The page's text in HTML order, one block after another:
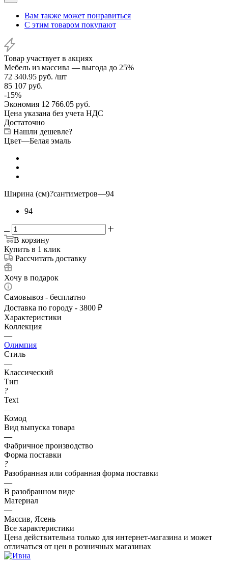
Вам также может понравиться
С этим товаром покупают
Товар участвует в акциях
Мебель из массива — выгода до 25%
72 340.95 руб. /шт
85 107 руб.
-15%
Экономия 12 766.05 руб.
Цена указана без учета НДС
Достаточно
Нашли дешевле?
Цвет—Белая эмаль
Ширина (см)?сантиметров—94
94
В корзину
Купить в 1 клик
Рассчитать доставку
Хочу в подарок
Самовывоз - бесплатно
Доставка по городу - 3800 ₽
Характеристики
Коллекция
—
Олимпия
Стиль
—
Классический
Тип
?
Text
—
Комод
Вид выпуска товара
—
Фабричное производство
Форма поставки
?
Разобранная или собранная форма поставки
—
В разобранном виде
Материал
—
Массив, Ясень
Все характеристики
Цена действительна только для интернет-магазина и может
отличаться от цен в розничных магазинах